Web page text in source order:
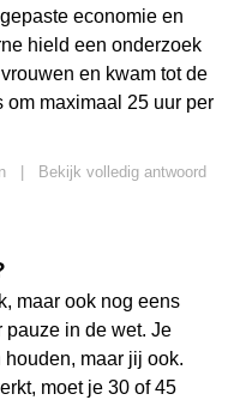
economie en
hield een onderzoek
en kwam tot de
maximaal 25 uur per
Bekijk volledig antwoord
maar ook nog eens
pauze in de wet. Je
maar jij ook.
moet je 30 of 45